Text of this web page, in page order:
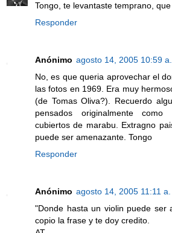
Tongo, te levantaste temprano,
Responder
Anónimo agosto 14, 2005 10:59 a.
No, es que queria aprovechar el
las fotos en 1969. Era muy
(de Tomas Oliva?). Recuerdo
pensados originalmente como
cubiertos de marabu. Extragno
puede ser amenazante. Tongo
Responder
Anónimo agosto 14, 2005 11:11 a.
"Donde hasta un violin puede ser
copio la frase y te doy credito.